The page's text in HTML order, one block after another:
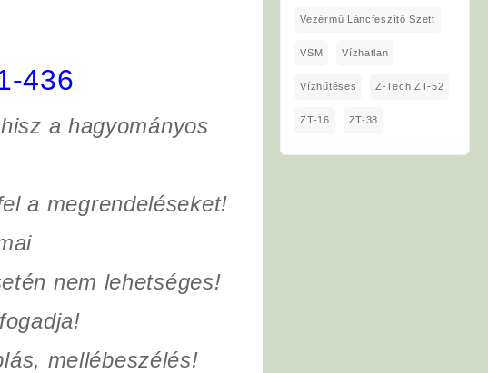
436
a hagyományos
a megrendeléseket!
nem lehetséges!
mellébeszélés!
Vezérmű Láncfeszítő Szett
VSM Vízhatlan
Vízhűtéses Z-Tech ZT-52
ZT-16 ZT-38